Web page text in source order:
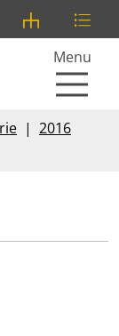
Menu
2016